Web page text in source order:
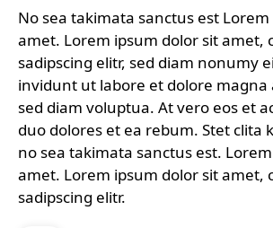
No sea takimata sanctus est
amet. Lorem ipsum dolor sit amet,
sadipscing elitr, sed diam nonumy
invidunt ut labore et dolore magna
sed diam voluptua. At vero eos et
duo dolores et ea rebum. Stet clita
no sea takimata sanctus est.
amet. Lorem ipsum dolor sit amet,
sadipscing elitr.